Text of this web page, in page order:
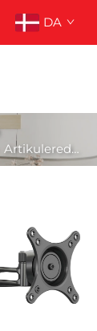
DA
Artikulerede skærmarme